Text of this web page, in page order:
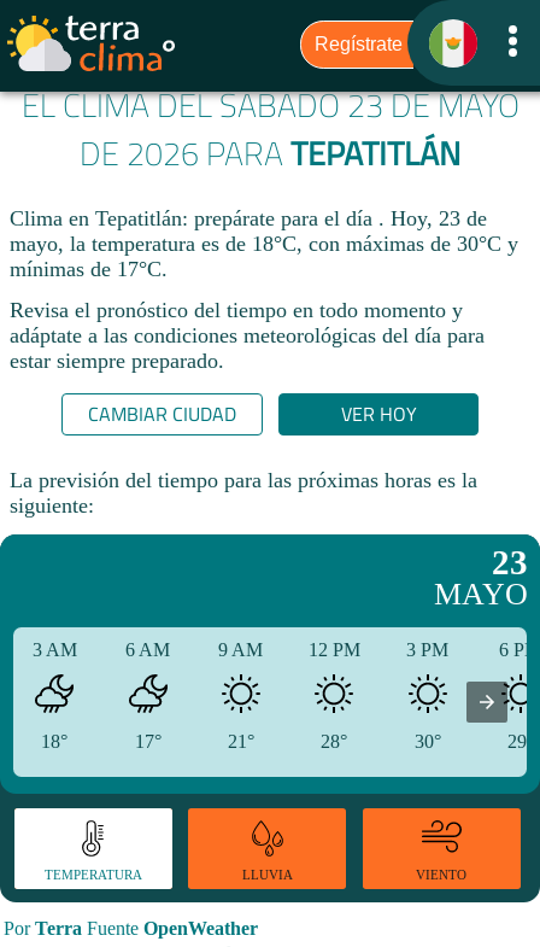
EL CLIMA DEL SÁBADO 23 DE MAYO
DE 2026 PARATEPATITLÁN
Clima en Tepatitlán: prepárate para el día . Hoy, 23 de
mayo, la temperatura es de 18°C, con máximas de 30°C y
mínimas de 17°C.
Revisa el pronóstico del tiempo en todo momento y
adáptate a las condiciones meteorológicas del día para
estar siempre preparado.​
CAMBIAR CIUDAD VER HOY
La previsión del tiempo para las próximas horas es la
siguiente:
23
MAYO
3 AM
18°
6 AM
17°
9 AM
21°
12 PM
28°
3 PM
30°
6
29°
TEMPERATURA LLUVIA VIENTO
PorTerra Fuente OpenWeather